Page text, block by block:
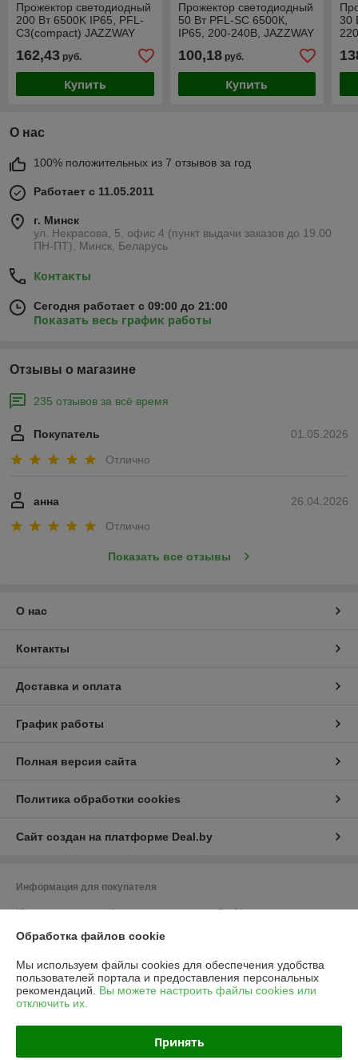
Прожектор светодиодный
200 Вт 6500K IP65, PFL-
C3(compact) JAZZWAY
162,43 руб.
Купить
Прожектор светодиодный
50 Вт PFL-SC 6500К,
IP65, 200-240В, JAZZWAY
100,18руб.
Купить
30
О нас
100% положительных из 7 отзывов за год
Работает с 11.05.2011
г. Минск
ул. Некрасова, 5, офис 4 (пункт выдачи заказов до 19.00
ПН-ПТ), Минск, Беларусь
Контакты
Сегодня работает с 09:00 до 21:00
Показать весь график работы
Отзывы о магазине
235 отзывов за всё время
01.05.2026
Покупатель
Отлично
26.04.2026
анна
Отлично
Показать все отзывы
О нас
Контакты
Доставка и оплата
График работы
Полная версия сайта
Политика обработки cookies
Сайт создан на платформе Deal.by
Информация для покупателя
Юридическое лицо:Частное предприятие «ЭльМор»
УНП: 191274425
Регистрационный орган: Мингорисполком
Дата регистрации компании: 26.02.2010
Ссылка на свидетельство/лицензию
Обработка файлов cookie
Мы используем файлы cookies для обеспечения удобства
пользователей портала и предоставления персональных
рекомендаций. Вы можете настроить файлы cookies или
отключить их.
Принять